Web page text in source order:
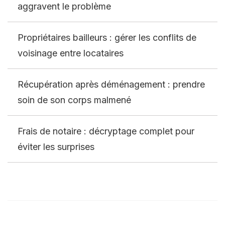
aggravent le problème
Propriétaires bailleurs : gérer les conflits de
voisinage entre locataires
Récupération après déménagement : prendre
soin de son corps malmené
Frais de notaire : décryptage complet pour
éviter les surprises